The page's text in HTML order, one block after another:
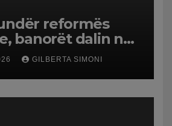
reformës
banorët dalin në
GILBERTA SIMONI